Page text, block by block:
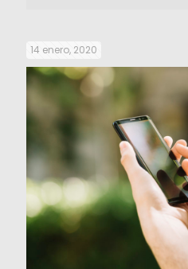
14 enero, 2020